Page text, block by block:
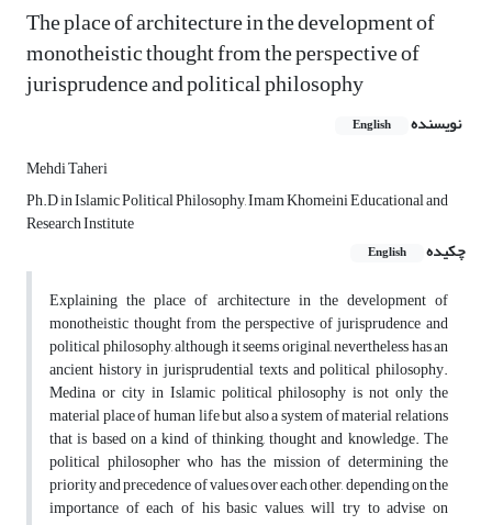
The place of architecture in the development of
monotheistic thought from the perspective of
jurisprudence and political philosophy
نویسنده English
Mehdi Taheri
Ph.D in Islamic Political Philosophy, Imam Khomeini Educational and
Research Institute
چکیده
English
Explaining the place of architecture in the development of
monotheistic thought from the perspective of jurisprudence and
political philosophy, although it seems original, nevertheless has an
ancient history in jurisprudential texts and political philosophy.
Medina or city in Islamic political philosophy is not only the
material place of human life but also a system of material relations
that is based on a kind of thinking, thought and knowledge. The
political philosopher who has the mission of determining the
priority and precedence of values ​​over each other, depending on the
importance of each of his basic values, will try to advise on